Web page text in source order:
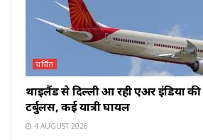
चर्चित
थाइलैंड से दिल्ली आ रही एअर इंडिया
टर्बुलेंस, कई यात्री घायल
4 AUGUST 2026